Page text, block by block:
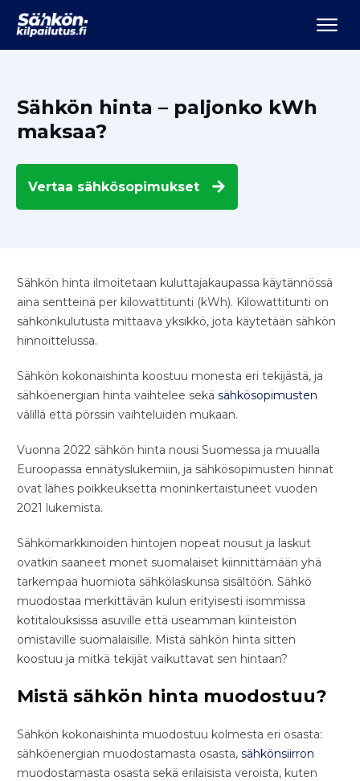
Sähkön hinta – paljonko kWh
maksaa?
Vertaa sähkösopimukset
Sähkön hinta ilmoitetaan kuluttajakaupassa käytännössä
aina sentteinä per kilowattitunti (kWh). Kilowattitunti on
sähkönkulutusta mittaava yksikkö, jota käytetään sähkön
hinnoittelussa.
Sähkön kokonaishinta koostuu monesta eri tekijästä, ja
sähköenergian hinta vaihtelee sekä sähkösopimusten
välillä että pörssin vaihteluiden mukaan.
Vuonna 2022 sähkön hinta nousi Suomessa ja muualla
Euroopassa ennätyslukemiin, ja sähkösopimusten hinnat
ovat lähes poikkeuksetta moninkertaistuneet vuoden
2021 lukemista.
Sähkömarkkinoiden hintojen nopeat nousut ja laskut
ovatkin saaneet monet suomalaiset kiinnittämään yhä
tarkempaa huomiota sähkölaskunsa sisältöön. Sähkö
muodostaa merkittävän kulun erityisesti isommissa
kotitalouksissa asuville että useamman kiinteistön
omistaville suomalaisille. Mistä sähkön hinta sitten
koostuu ja mitkä tekijät vaikuttavat sen hintaan?
Mistä sähkön hinta muodostuu?
Sähkön kokonaishinta muodostuu kolmesta eri osasta:
sähköenergian muodostamasta osasta, sähkönsiirron
muodostamasta osasta sekä erilaisista veroista, kuten